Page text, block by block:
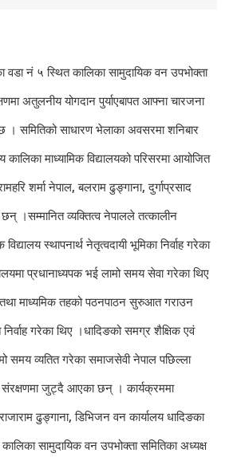
वडा नं ५ स्थित कालिका सामुदायिक वन उपभोक्ता
अतुलनीय योगदान पुर्याएबापत आफ्ना चारजना
। समितिको साधारण भेलाका अवसरमा शनिबार
माध्यामिक विद्यालयको परिसरमा आयोजित
शर्मा नेपाल, बलराम ढुङ्गाना, दुर्गाप्रसाद
।सम्मानित व्यक्तित्व नेपालले तत्कालीन
स्थापनार्थ नेतृत्वदायी भूमिका निर्वाह गरेका
प्रधानाध्यपक भई लामो समय सेवा गरेका थिए
तथा माध्यमिक तहको पठनपाठन सुरुआत गराउन
गरेका थिए ।धादिङको समग्र शैक्षिक एवं
समय व्यतित गरेका समाजसेवी नेपाल पछिल्ला
संरक्षणमा जुट्दै आएका छन् । कार्यक्रममा
ढुङ्गाना, डिभिजन वन कार्यालय धादिङका
सामुदायिक वन उपभोक्ता समितिका अध्यक्ष